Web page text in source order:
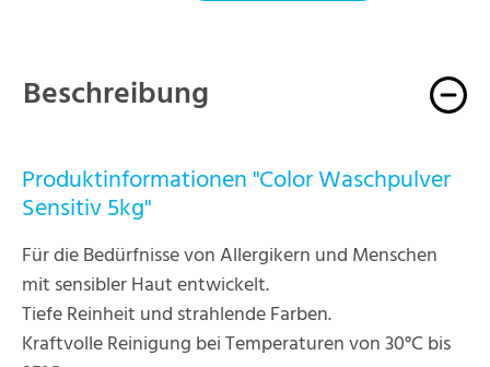
Beschreibung
Produktinformationen "Color Waschpulver
Sensitiv 5kg"
Für die Bedürfnisse von Allergikern und Menschen
mit sensibler Haut entwickelt.
Tiefe Reinheit und strahlende Farben.
Kraftvolle Reinigung bei Temperaturen von 30°C bis